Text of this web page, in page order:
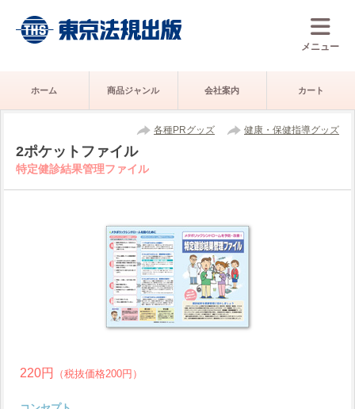
メニュー
ホーム 商品ジャンル 会社案内 カート
各種PRグッズ 健康・保健指導グッズ
2ポケットファイル
特定健診結果管理ファイル
220円 （税抜価格200円）